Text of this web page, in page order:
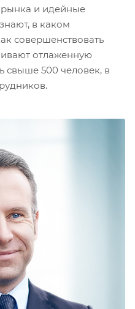
и идейные
в каком
совершенствовать
отлаженную
свыше 500 человек, в